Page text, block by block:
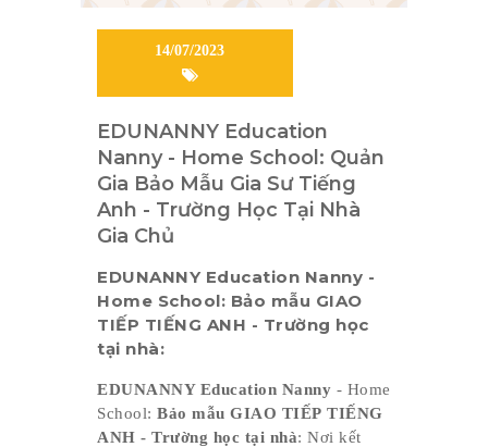
14/07/2023
EDUNANNY Education
Nanny - Home School: Quản
Gia Bảo Mẫu Gia Sư Tiếng
Anh - Trường Học Tại Nhà
Gia Chủ
EDUNANNY Education Nanny -
Home School: Bảo mẫu GIAO
TIẾP TIẾNG ANH - Trường học
tại nhà:
EDUNANNY Education Nanny - Home
School: Bảo mẫu GIAO TIẾP TIẾNG
ANH - Trường học tại nhà: Nơi kết